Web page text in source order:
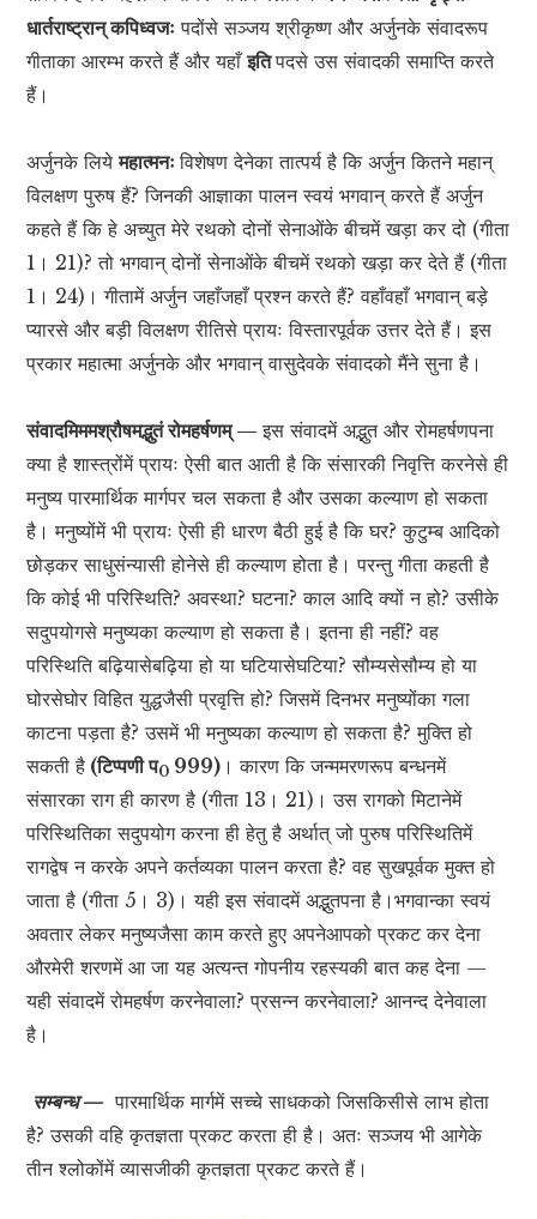
धार्तराष्ट्रान् कपिध्वजः पदोंसे सञ्जय श्रीकृष्ण और अर्जुनके संवादरूप
गीताका आरम्भ करते हैं और यहाँइतिपदसे उस संवादकी समाप्ति करते
हैं।
अर्जुनके लियेमहात्मनःविशेषण देनेका तात्पर्य है कि अर्जुन कितने महान्
विलक्षण पुरुष हैं? जिनकी आज्ञाका पालन स्वयं भगवान् करते हैं अर्जुन
कहते हैं कि हे अच्युत मेरे रथको दोनों सेनाओंके बीचमें खड़ा कर दो (गीता
1। 21)? तो भगवान् दोनों सेनाओंके बीचमें रथको खड़ा कर देते हैं (गीता
1। 24)। गीतामें अर्जुन जहाँजहाँ प्रश्न करते हैं? वहाँवहाँ भगवान् बड़े
प्यारसे और बड़ी विलक्षण रीतिसे प्रायः विस्तारपूर्वक उत्तर देते हैं। इस
प्रकार महात्मा अर्जुनके और भगवान् वासुदेवके संवादको मैंने सुना है।
संवादमिममश्रौषमद्भुतं रोमहर्षणम् —इस संवादमें अद्भुत और रोमहर्षणपना
क्या है शास्त्रोंमें प्रायः ऐसी बात आती है कि संसारकी निवृत्ति करनेसे ही
मनुष्य पारमार्थिक मार्गपर चल सकता है और उसका कल्याण हो सकता
है। मनुष्योंमें भी प्रायः ऐसी ही धारण बैठी हुई है कि घर? कुटुम्ब आदिको
छोड़कर साधुसंन्यासी होनेसे ही कल्याण होता है। परन्तु गीता कहती है
कि कोई भी परिस्थिति? अवस्था? घटना? काल आदि क्यों न हो? उसीके
सदुपयोगसे मनुष्यका कल्याण हो सकता है। इतना ही नहीं? वह
परिस्थिति बढ़ियासेबढ़िया हो या घटियासेघटिया? सौम्यसेसौम्य हो या
घोरसेघोर विहित युद्धजैसी प्रवृत्ति हो? जिसमें दिनभर मनुष्योंका गला
काटना पड़ता है? उसमें भी मनुष्यका कल्याण हो सकता है? मुक्ति हो
सकती है (टिप्पणी प0 999) । कारण कि जन्ममरणरूप बन्धनमें
संसारका राग ही कारण है (गीता 13। 21)। उस रागको मिटानेमें
परिस्थितिका सदुपयोग करना ही हेतु है अर्थात् जो पुरुष परिस्थितिमें
रागद्वेष न करके अपने कर्तव्यका पालन करता है? वह सुखपूर्वक मुक्त हो
जाता है (गीता 5। 3)। यही इस संवादमें अद्भुतपना है।भगवान्का स्वयं
अवतार लेकर मनुष्यजैसा काम करते हुए अपनेआपको प्रकट कर देना
औरमेरी शरणमें आ जा यह अत्यन्त गोपनीय रहस्यकी बात कह देना —
यही संवादमें रोमहर्षण करनेवाला? प्रसन्न करनेवाला? आनन्द देनेवाला
है।
सम्बन्ध — पारमार्थिक मार्गमें सच्चे साधकको जिसकिसीसे लाभ होता
है? उसकी वहि कृतज्ञता प्रकट करता ही है। अतः सञ्जय भी आगेके
तीन श्लोकोंमें व्यासजीकी कृतज्ञता प्रकट करते हैं।